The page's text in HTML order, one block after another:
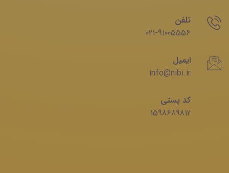
تلفن
021-91005556
ایمیل
info@nibi.ir
کد پستی
1598689812